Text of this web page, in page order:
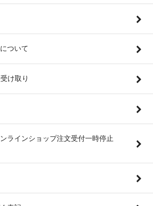
ついて
け取り
ラインショップ注文受付一時停止